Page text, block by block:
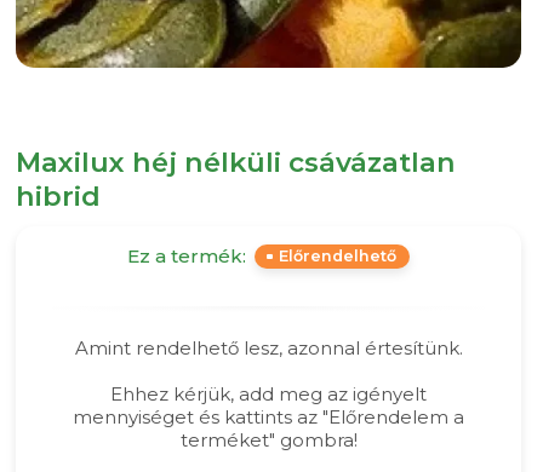
Maxilux héj nélküli csávázatlan
hibrid
Ez a termék: Előrendelhető
Amint rendelhető lesz, azonnal értesítünk.
Ehhez kérjük, add meg az igényelt
mennyiséget és kattints az "Előrendelem a
terméket" gombra!